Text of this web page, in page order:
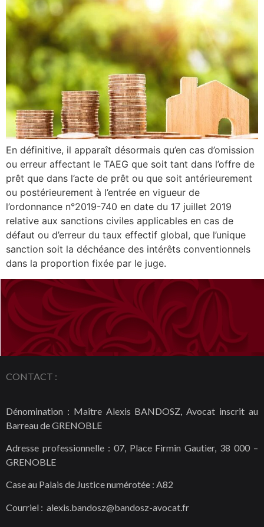
En définitive, il apparaît désormais qu’en cas d’omission
ou erreur affectant le TAEG que soit tant dans l’offre de
prêt que dans l’acte de prêt ou que soit antérieurement
ou postérieurement à l’entrée en vigueur de
l’ordonnance n°2019-740 en date du 17 juillet 2019
relative aux sanctions civiles applicables en cas de
défaut ou d’erreur du taux effectif global, que l’unique
sanction soit la déchéance des intérêts conventionnels
dans la proportion fixée par le juge.
CONTACT :
Dénomination : Maître Alexis BANDOSZ, Avocat inscrit au
Barreau de GRENOBLE
Adresse professionnelle : 07, Place Firmin Gautier, 38 000 –
GRENOBLE
Case au Palais de Justice numérotée : A82
Courriel : alexis.bandosz@bandosz-avocat.fr